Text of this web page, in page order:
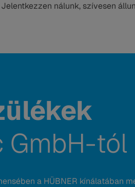
nálunk, szívesen
GmbH-tól
a HÜBNER kínálatában